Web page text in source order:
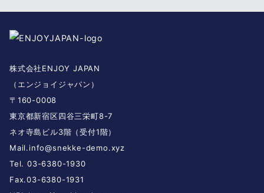
株式会社ENJOY JAPAN
（エンジョイジャパン）
〒160-0008
東京都新宿区四谷三栄町8-7
ネオ寺島ビル3階（受付1階）
Mail.info@snekke-demo.xyz
Tel. 03-6380-1930
Fax.03-6380-1931